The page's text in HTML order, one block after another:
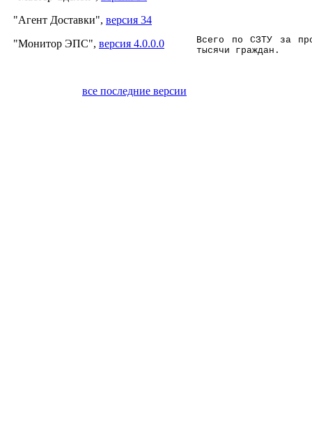
"Агент Доставки", версия 34
"Монитор ЭПС", версия 4.0.0.0
все последние версии
Всего по СЗТУ за
тысячи граждан.